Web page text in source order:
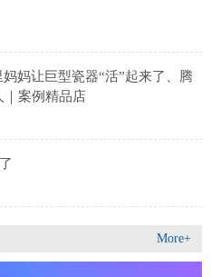
妈让巨型瓷器“活”起来了、腾
｜案例精品店
More+